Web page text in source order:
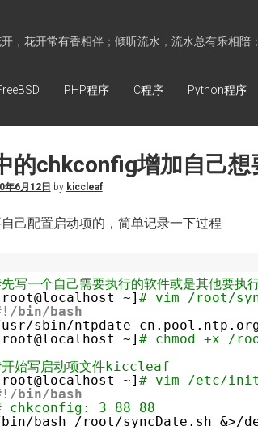
，花开常有香相伴；倾听流水，流水总有乐相陪
PHP程序 C程序 Python程序
的chkconfig增加自己想
年6月12日 by kiccleaf
己配置启动项的，简单记录一下过程
写一个自己需要执行的软件或是其他要执
~]# vim /root/
bin/bash
sbin/ntpdate
~]# chmod +x /
始写启动项文件kiccleaf
~]# vim /etc/
bin/bash
chkconfig: 3 88 88
bash
/root/syncDate .sh &>/